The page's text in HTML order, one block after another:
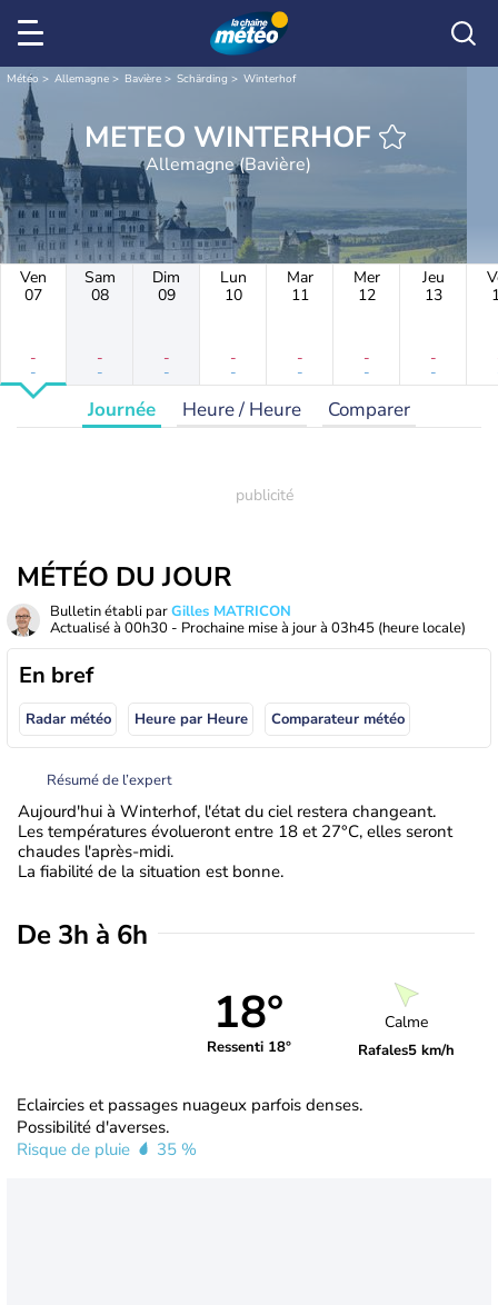
Météo Allemagne Bavière Schärding Winterhof
METEO WINTERHOF
Allemagne (Bavière)
Ven
07
-
-
Sam
08
-
-
Dim
09
-
-
Lun
10
-
-
Mar
11
-
-
Mer
12
-
-
Jeu
13
-
-
Journée Heure / Heure Comparer
MÉTÉO DU JOUR
Bulletin établi parGilles MATRICON
Actualisé à 00h30 - Prochaine mise à jour à 03h45 (heure locale)
En bref
Radar météo Heure par Heure Comparateur météo
Résumé de l’expert
Aujourd'hui à Winterhof, l'état du ciel restera changeant.
Les températures évolueront entre 18 et 27°C, elles seront
chaudes l'après-midi.
La fiabilité de la situation est bonne.
De 3h à 6h
18°
Ressenti 18°
Calme
Rafales5 km/h
Eclaircies et passages nuageux parfois denses.
Possibilité d'averses.
Risque de pluie
35 %